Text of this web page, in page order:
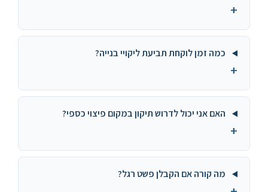
כמה זמן לוקחת תביעת ליקויי בנייה?
האם אני יכול לדרוש תיקון במקום פיצוי כספי?
מה קורה אם הקבלן פשט רגל?